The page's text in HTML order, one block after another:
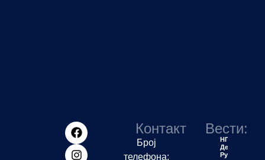
Контакт
Број
телефона:
Вести:
НПС
Деспотовац:
Рудари